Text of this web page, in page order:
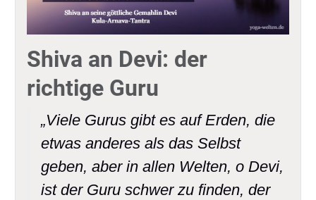
Shiva an Devi: der
richtige Guru
„Viele Gurus gibt es auf Erden, die
etwas anderes als das Selbst
geben, aber in allen Welten, o Devi,
ist der Guru schwer zu finden, der